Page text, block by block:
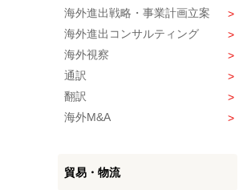
海外進出戦略・事業計画立案
海外進出コンサルティング
海外視察
通訳
翻訳
海外M&A
貿易・物流